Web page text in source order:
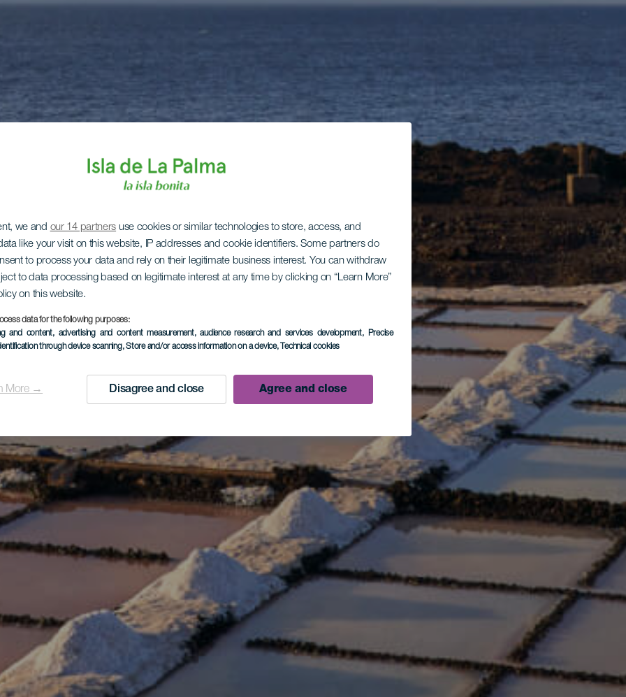
we and our 14 partners use cookies or similar technologies to store, access, and
like your visit on this website, IP addresses and cookie identifiers. Some partners do
to process your data and rely on their legitimate business interest. You can withdraw
to data processing based on legitimate interest at any time by clicking on “Learn More”
on this website.
data for the following purposes:
and content, advertising and content measurement, audience research and services development, Precise
through device scanning, Store and/or access information on a device, Technical cookies
More → Disagree and close Agree and close